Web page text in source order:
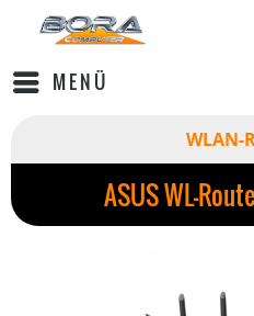
MENÜ
WLAN-
ASUS WL-